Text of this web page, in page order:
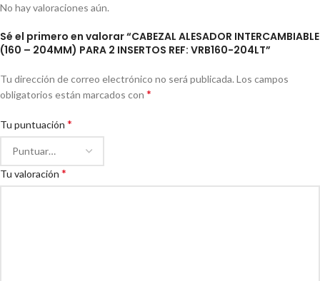
No hay valoraciones aún.
Sé el primero en valorar “CABEZAL ALESADOR INTERCAMBIABLE
(160 – 204MM) PARA 2 INSERTOS REF: VRB160-204LT”
Tu dirección de correo electrónico no será publicada. Los campos
obligatorios están marcados con *
Tu puntuación *
Tu valoración *